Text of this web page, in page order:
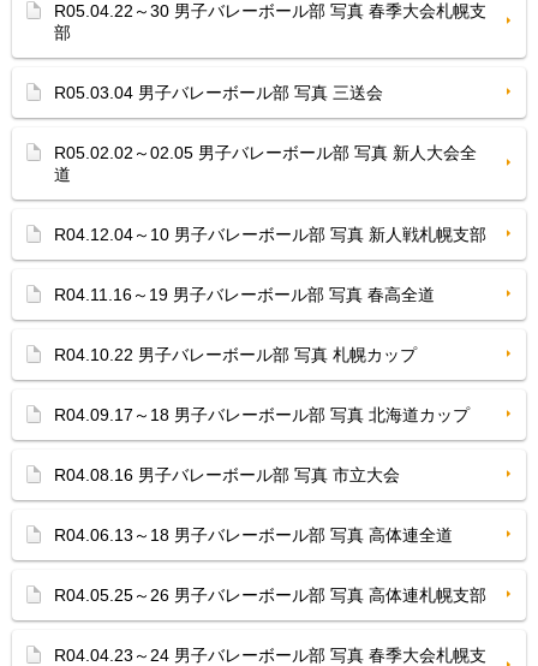
R05.04.22～30 男子バレーボール部 写真 春季大会札幌支
部
R05.03.04 男子バレーボール部 写真 三送会
R05.02.02～02.05 男子バレーボール部 写真 新人大会全
道
R04.12.04～10 男子バレーボール部 写真 新人戦札幌支部
R04.11.16～19 男子バレーボール部 写真 春高全道
R04.10.22 男子バレーボール部 写真 札幌カップ
R04.09.17～18 男子バレーボール部 写真 北海道カップ
R04.08.16 男子バレーボール部 写真 市立大会
R04.06.13～18 男子バレーボール部 写真 高体連全道
R04.05.25～26 男子バレーボール部 写真 高体連札幌支部
R04.04.23～24 男子バレーボール部 写真 春季大会札幌支